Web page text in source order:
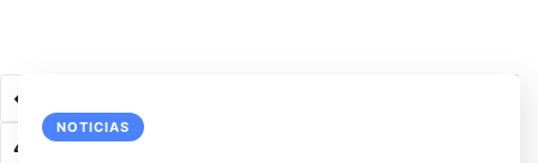
NOTICIAS
41
42 43